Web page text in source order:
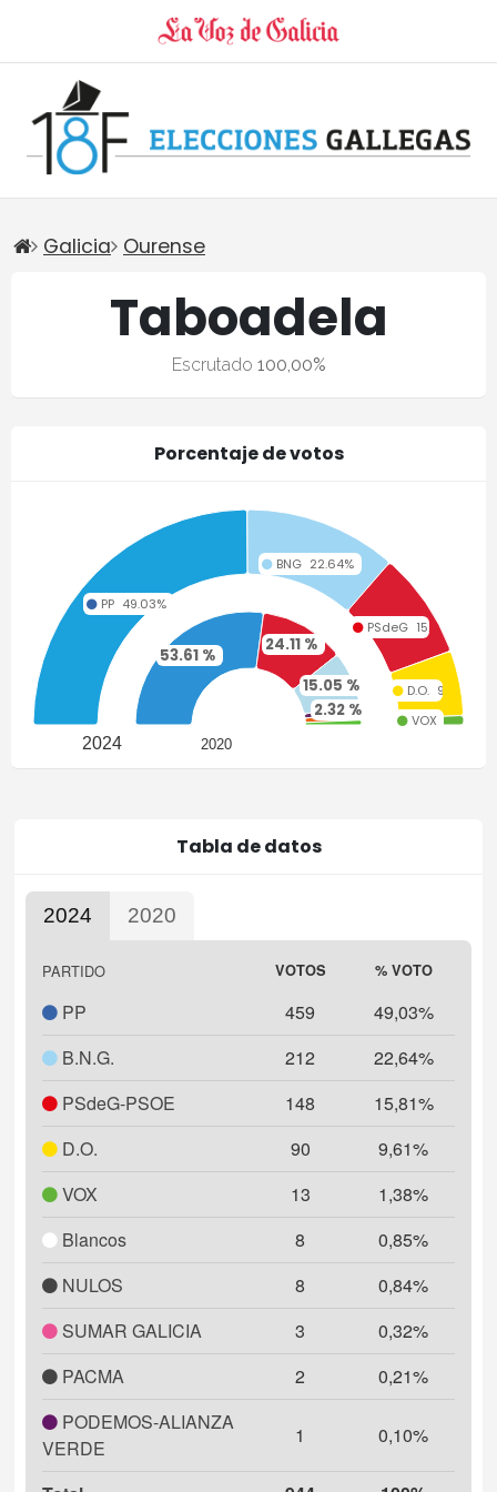
Galicia Ourense
Taboadela
Escrutado 100,00%
Porcentaje de votos
53.61 %
24.11 %
15.05 %
2.32 %
2.32 %
1.34 %
PP 49.03%
BNG 22.64%
PSdeG 15.81%
D.O. 9.61%
VOX 1.38%
Highcharts.com
2024 2020
Tabla de datos
2024 2020
PARTIDO VOTOS % VOTO
PP 459
49,03%
B.N.G.
212
22,64%
PSdeG-PSOE
148
15,81%
D.O.
90
9,61%
VOX
13
1,38%
Blancos
8
0,85%
NULOS
8
0,84%
SUMAR GALICIA
3
0,32%
PACMA
2
0,21%
PODEMOS-ALIANZA
VERDE
1 0,10%